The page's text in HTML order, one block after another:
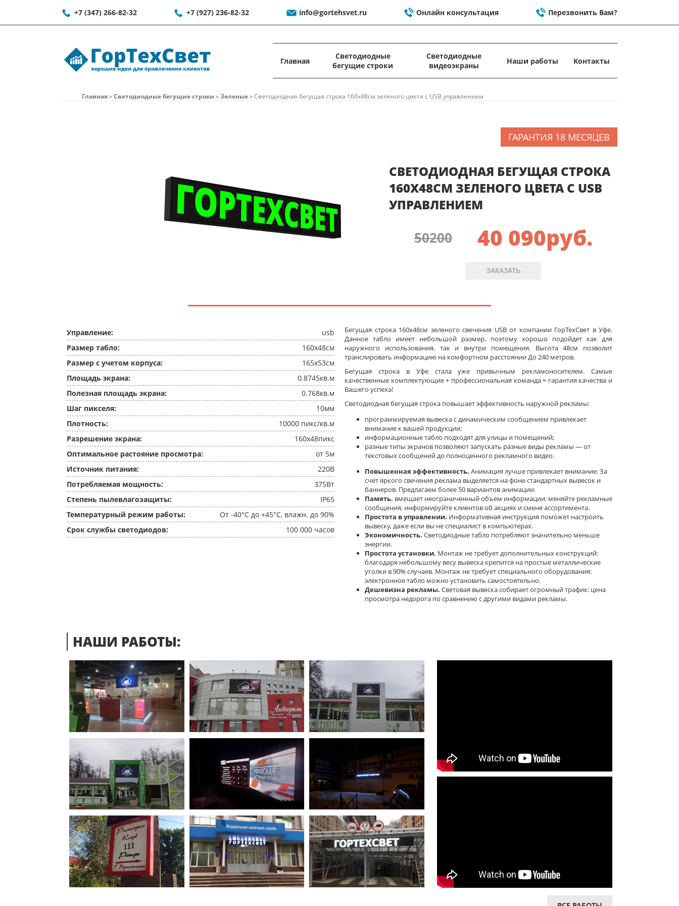
+7 (347) 266-82-32 +7 (927) 236-82-32 info@gortehsvet.ru Онлайн консультация Перезвонить Вам?
Главная
Светодиодные
бегущие строки
Светодиодные
видеоэкраны
Наши работы Контакты
Главная»Светодиодные бегущие строки »Зеленые»Светодиодная бегущая строка 160x48см зеленого цвета c USB управлением
СВЕТОДИОДНАЯ БЕГУЩАЯ СТРОКА
160X48СМ ЗЕЛЕНОГО ЦВЕТА C USB
УПРАВЛЕНИЕМ
50200 40 090руб.
ЗАКАЗАТЬ
ГАРАНТИЯ 18 МЕСЯЦЕВ
Управление:
usb
Размер табло:
160x48см
Размер с учетом корпуса:
165x53см
Площадь экрана:
0.8745кв.м
Полезная площадь экрана:
0.768кв.м
Шаг пикселя:
10мм
Плотность:
10000 пикс/кв.м
Разрешение экрана:
160x48пикс
Оптимальное растояние просмотра:
от 5м
Источник питания:
220В
Потребляемая мощность:
375Вт
Степень пылевлагозащиты:
IP65
Температурный режим работы:
От -40°C до +45°C, влажн. до 90%
Срок службы светодиодов:
100 000 часов
Бегущая строка 160x48см зеленого свечения USB от компании ГорТехСвет в Уфе.
Данное табло имеет небольшой размер, поэтому хорошо подойдет как для
наружного использования, так и внутри помещения. Высота 48см позволит
транслировать информацию на комфортном расстоянии До 240 метров.
Бегущая строка в Уфе стала уже привычным рекламоносителем. Самые
качественные комплектующие + профессиональная команда = гарантия качества и
Вашего успеха!
Светодиодная бегущая строка повышает эффективность наружной рекламы:
программируемая вывеска с динамическим сообщением привлекает
внимание к вашей продукции;
информационные табло подходят для улицы и помещений;
разные типы экранов позволяют запускать разные виды рекламы — от
текстовых сообщений до полноценного рекламного видео.
Повышенная эффективность. Анимация лучше привлекает внимание: За
счет яркого свечения реклама выделяется на фоне стандартных вывесок и
баннеров. Предлагаем более 50 вариантов анимации.
Память. вмещает неограниченный объем информации: меняйте рекламные
сообщения, информируйте клиентов об акциях и смене ассортимента.
Простота в управлении. Информативная инструкция поможет настроить
вывеску, даже если вы не специалист в компьютерах.
Экономичность. Светодиодные табло потребляют значительно меньше
энергии.
Простота установки. Монтаж не требует дополнительных конструкций:
благодаря небольшому весу вывеска крепится на простые металлические
уголки в 90% случаев. Монтаж не требует специального оборудования:
электронное табло можно установить самостоятельно.
Дешевизна рекламы. Световая вывеска собирает огромный трафик: цена
просмотра недорога по сравнению с другими видами рекламы.
НАШИ РАБОТЫ: